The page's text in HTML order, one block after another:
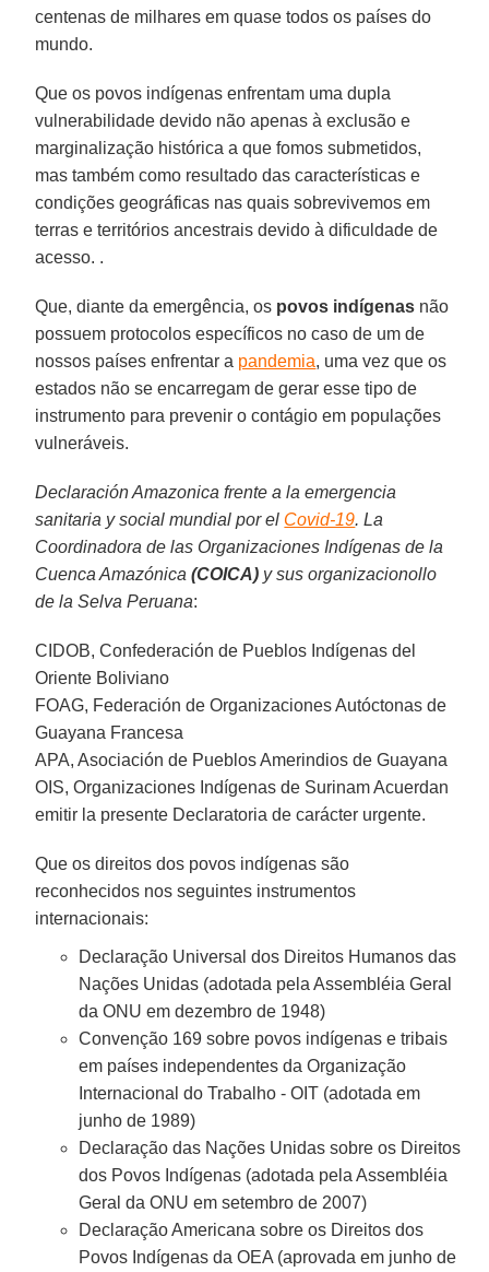
centenas de milhares em quase todos os países do
mundo.
Que os povos indígenas enfrentam uma dupla
vulnerabilidade devido não apenas à exclusão e
marginalização histórica a que fomos submetidos,
mas também como resultado das características e
condições geográficas nas quais sobrevivemos em
terras e territórios ancestrais devido à dificuldade de
acesso. .
Que, diante da emergência, os povos indígenas não
possuem protocolos específicos no caso de um de
nossos países enfrentar a pandemia, uma vez que os
estados não se encarregam de gerar esse tipo de
instrumento para prevenir o contágio em populações
vulneráveis.
Declaración Amazonica frente a la emergencia
sanitaria y social mundial por el Covid-19. La
Coordinadora de las Organizaciones Indígenas de la
Cuenca Amazónica(COICA) y sus organizacionollo
de la Selva Peruana:
CIDOB, Confederación de Pueblos Indígenas del
Oriente Boliviano
FOAG, Federación de Organizaciones Autóctonas de
Guayana Francesa
APA, Asociación de Pueblos Amerindios de Guayana
OIS, Organizaciones Indígenas de Surinam Acuerdan
emitir la presente Declaratoria de carácter urgente.
Que os direitos dos povos indígenas são
reconhecidos nos seguintes instrumentos
internacionais:
Declaração Universal dos Direitos Humanos das
Nações Unidas (adotada pela Assembléia Geral
da ONU em dezembro de 1948)
Convenção 169 sobre povos indígenas e tribais
em países independentes da Organização
Internacional do Trabalho - OIT (adotada em
junho de 1989)
Declaração das Nações Unidas sobre os Direitos
dos Povos Indígenas (adotada pela Assembléia
Geral da ONU em setembro de 2007)
Declaração Americana sobre os Direitos dos
Povos Indígenas da OEA (aprovada em junho de